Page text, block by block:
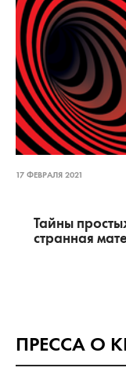
17 ФЕВРАЛЯ 2021
Тайны
странная
ПРЕССА О